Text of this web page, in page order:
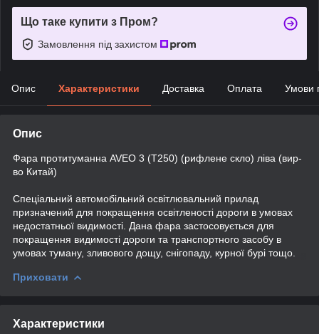
Що таке купити з Пром?
Замовлення під захистом
Опис Характеристики Доставка Оплата Умови
Опис
Фара протитуманна AVEO 3 (Т250) (рифлене скло) ліва (вир-
во Китай)
Спеціальний автомобільний освітлювальний прилад
призначений для покращення освітленості дороги в умовах
недостатньої видимості. Дана фара застосовується для
покращення видимості дороги та транспортного засобу в
умовах туману, зливового дощу, снігопаду, курної бурі тощо.
Приховати
Характеристики